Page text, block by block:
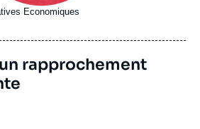
Economiques
rapprochement